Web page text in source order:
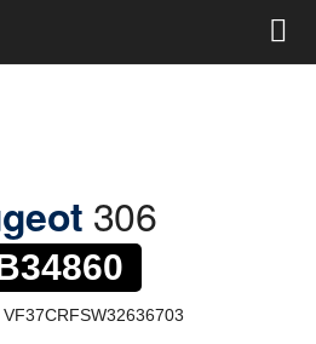
306
VF37CRFSW32636703